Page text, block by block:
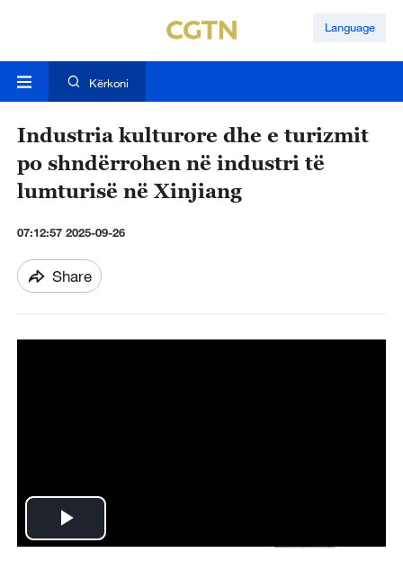
Language
Kërkoni
Industria kulturore dhe e turizmit
po shndërrohen në industri të
lumturisë në Xinjiang
07:12:57 2025-09-26
Share
P